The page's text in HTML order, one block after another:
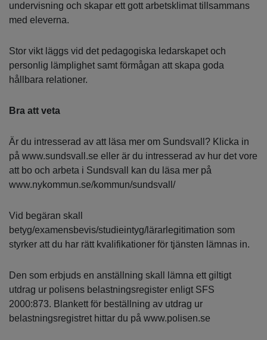
undervisning och skapar ett gott arbetsklimat tillsammans
med eleverna.
Stor vikt läggs vid det pedagogiska ledarskapet och
personlig lämplighet samt förmågan att skapa goda
hållbara relationer.
Bra att veta
Är du intresserad av att läsa mer om Sundsvall? Klicka in
på www.sundsvall.se eller är du intresserad av hur det vore
att bo och arbeta i Sundsvall kan du läsa mer på
www.nykommun.se/kommun/sundsvall/
Vid begäran skall
betyg/examensbevis/studieintyg/lärarlegitimation som
styrker att du har rätt kvalifikationer för tjänsten lämnas in.
Den som erbjuds en anställning skall lämna ett giltigt
utdrag ur polisens belastningsregister enligt SFS
2000:873. Blankett för beställning av utdrag ur
belastningsregistret hittar du på www.polisen.se